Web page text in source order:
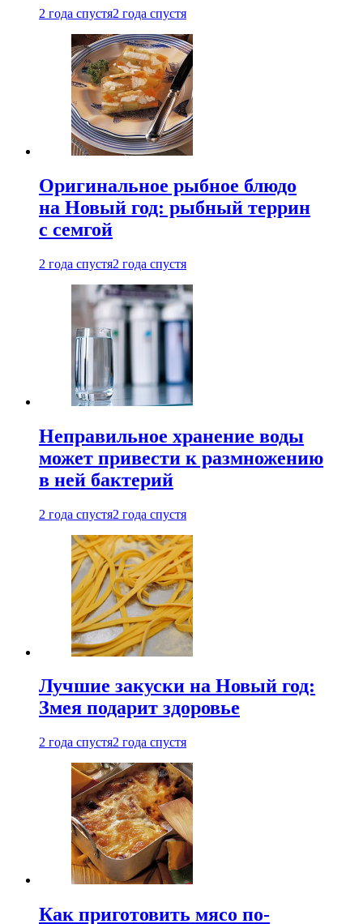
2 года спустя2 года спустя
Оригинальное рыбное блюдо
на Новый год: рыбный террин
с семгой
2 года спустя2 года спустя
Неправильное хранение воды
может привести к размножению
в ней бактерий
2 года спустя2 года спустя
Лучшие закуски на Новый год:
Змея подарит здоровье
2 года спустя2 года спустя
Как приготовить мясо по-